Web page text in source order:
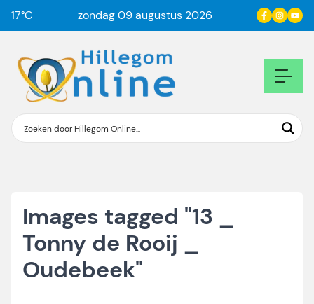
17°C zondag 09 augustus 2026
Images tagged "13 _
Tonny de Rooij _
Oudebeek"